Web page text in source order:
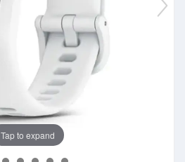
Tap to expand